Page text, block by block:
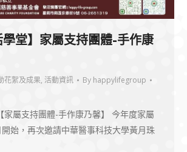
學堂】家屬支持團體-手作康
花絮及成果, 活動資訊 By happylifegroup
家屬支持團體-手作康乃馨】 今年度家屬
始，再次邀請中華醫事科技大學黃月珠